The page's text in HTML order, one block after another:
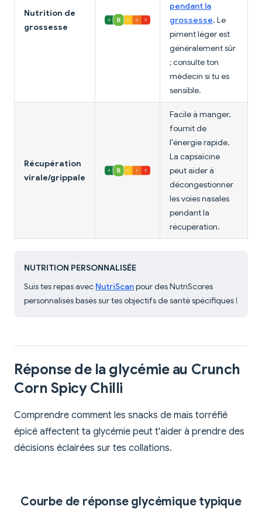
Nutrition de
grossesse
pendant la
grossesse. Le
piment léger est
généralement sûr
; consulte ton
médecin si tu es
sensible.
Récupération
virale/grippale
Facile à manger,
fournit de
l'énergie rapide.
La capsaïcine
peut aider à
décongestionner
les voies nasales
pendant la
récupération.
NUTRITION PERSONNALISÉE
Suis tes repas avec NutriScanpour des NutriScores
personnalisés basés sur tes objectifs de santé spécifiques !
Réponse de la glycémie au Crunch
Corn Spicy Chilli
Comprendre comment les snacks de maïs torréfié
épicé affectent ta glycémie peut t'aider à prendre des
décisions éclairées sur tes collations.
Courbe de réponse glycémique typique